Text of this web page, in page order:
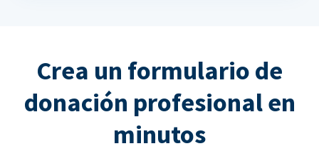
Crea un formulario de
donación profesional en
minutos